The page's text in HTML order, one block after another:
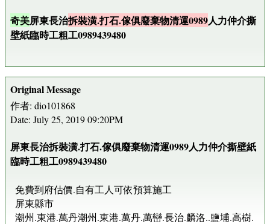
奇美屏東長治拆裝潢.打石.傢俱廢棄物清運0989人力仲介撕
壁紙臨時工粗工0989439480
Original Message
作者: dio101868
Date: July 25, 2019 09:20PM
屏東長治拆裝潢.打石.傢俱廢棄物清運0989人力仲介撕壁紙
臨時工粗工0989439480
免費到府估價.自有工人可依預算施工
屏東縣市
潮州.東港.萬丹潮州.東港.萬丹.萬巒.長治.麟洛..鹽埔.高樹.